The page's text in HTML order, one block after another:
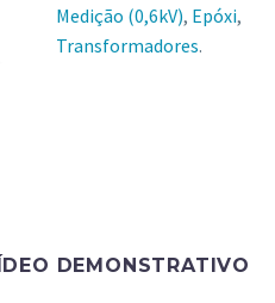
Medição (0,6kV), Epóxi,
Transformadores.
DEMONSTRATIVO